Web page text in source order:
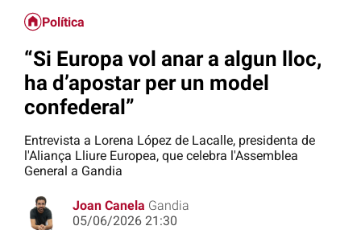
Política
“Si Europa vol anar a algun lloc,
ha d’apostar per un model
confederal”
Entrevista a Lorena López de Lacalle, presidenta de
l'Aliança Lliure Europea, que celebra l'Assemblea
General a Gandia
Joan Canela Gandia
05/06/2026 21:30